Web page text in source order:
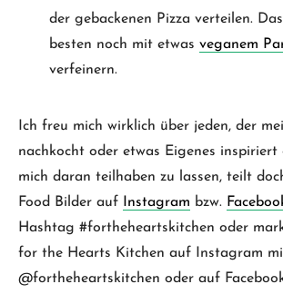
der gebackenen Pizza verteilen.
besten noch mit etwas veganem
verfeinern.
Ich freu mich wirklich über jeden, der
nachkocht oder etwas Eigenes inspiriert
mich daran teilhaben zu lassen, teilt
Food Bilder auf Instagram bzw.
Hashtag #fortheheartskitchen oder
for the Hearts Kitchen auf Instagram
@fortheheartskitchen oder auf